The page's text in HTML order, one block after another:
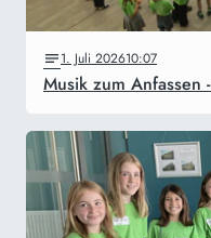
1. Juli 202610:07
Musik zum Anfassen